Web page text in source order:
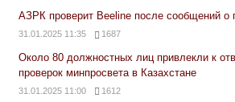
АЗРК проверит Beeline после сообщений о
31.01.2025 11:35 1687
Около 80 должностных лиц привлекли к
проверок минпросвета в Казахстане
31.01.2025 11:00 1612